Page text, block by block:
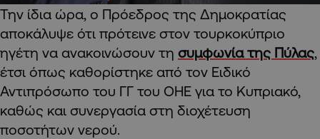
Την ίδια ώρα, ο Πρόεδρος της Δημοκρατίας
αποκάλυψε ότι πρότεινε στον τουρκοκύπριο
ηγέτη να ανακοινώσουν τη συμφωνία της Πύλας,
έτσι όπως καθορίστηκε από τον Ειδικό
Αντιπρόσωπο του ΓΓ του ΟΗΕ για το Κυπριακό,
καθώς και συνεργασία στη διοχέτευση
ποσοτήτων νερού.